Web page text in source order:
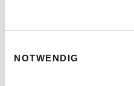
NOTWENDIG